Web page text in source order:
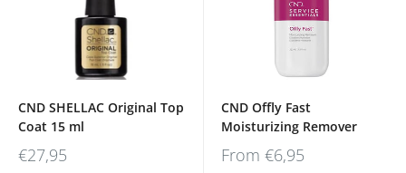
CND SHELLAC Original Top
Coat 15 ml
€27,95
CND Offly Fast
Moisturizing Remover
From €6,95